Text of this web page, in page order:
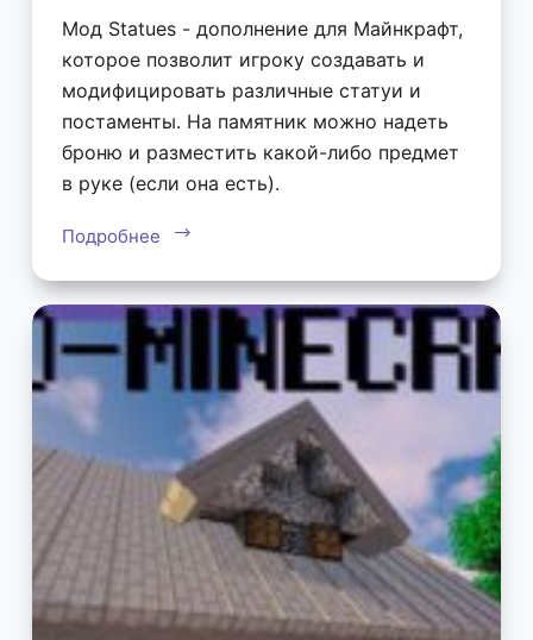
Мод Statues - дополнение для Майнкрафт,
которое позволит игроку создавать и
модифицировать различные статуи и
постаменты. На памятник можно надеть
броню и разместить какой-либо предмет
в руке (если она есть).
Подробнее